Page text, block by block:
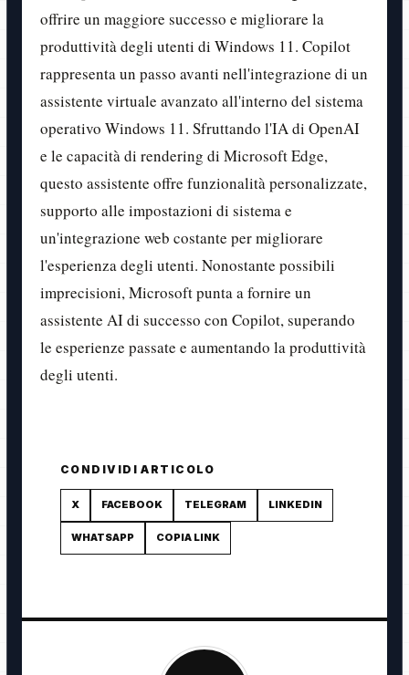
offrire un maggiore successo e migliorare la
produttività degli utenti di Windows 11. Copilot
rappresenta un passo avanti nell'integrazione di un
assistente virtuale avanzato all'interno del sistema
operativo Windows 11. Sfruttando l'IA di OpenAI
e le capacità di rendering di Microsoft Edge,
questo assistente offre funzionalità personalizzate,
supporto alle impostazioni di sistema e
un'integrazione web costante per migliorare
l'esperienza degli utenti. Nonostante possibili
imprecisioni, Microsoft punta a fornire un
assistente AI di successo con Copilot, superando
le esperienze passate e aumentando la produttività
degli utenti.
CONDIVIDI ARTICOLO
X FACEBOOK TELEGRAM LINKEDIN
WHATSAPP COPIA LINK